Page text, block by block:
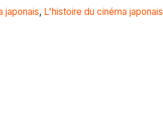
japonais, L'histoire du cinéma japonais